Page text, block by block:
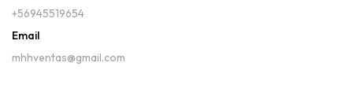
+56945519654
Email
mhhventas@gmail.com